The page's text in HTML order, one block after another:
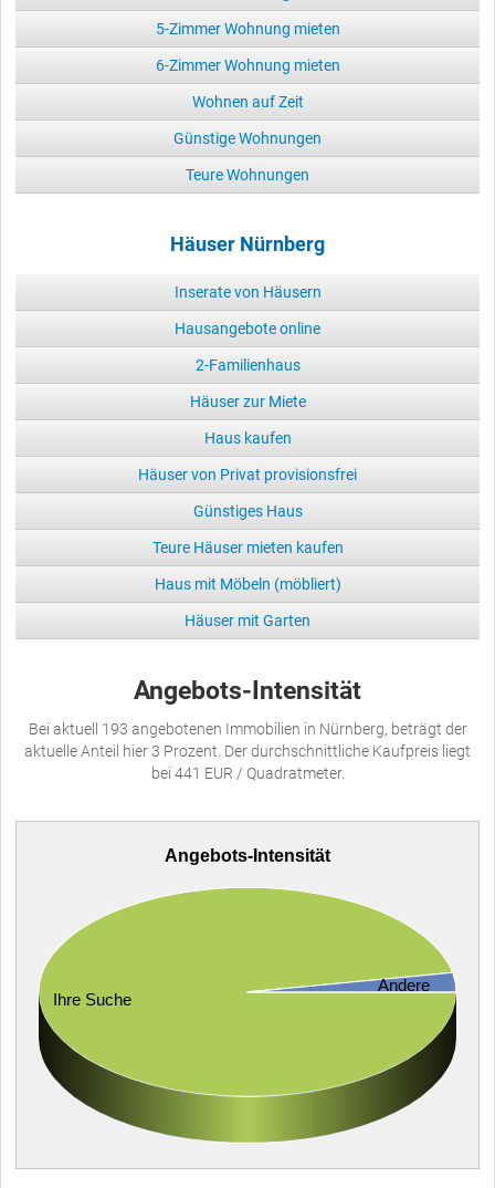
5-Zimmer Wohnung mieten
6-Zimmer Wohnung mieten
Wohnen auf Zeit
Günstige Wohnungen
Teure Wohnungen
Häuser Nürnberg
Inserate von Häusern
Hausangebote online
2-Familienhaus
Häuser zur Miete
Haus kaufen
Häuser von Privat provisionsfrei
Günstiges Haus
Teure Häuser mieten kaufen
Haus mit Möbeln (möbliert)
Häuser mit Garten
Angebots-Intensität
Bei aktuell 193 angebotenen Immobilien in Nürnberg, beträgt der
aktuelle Anteil hier 3 Prozent. Der durchschnittliche Kaufpreis liegt
bei 441 EUR / Quadratmeter.
Angebots-Intensität
Ihre Suche
Andere